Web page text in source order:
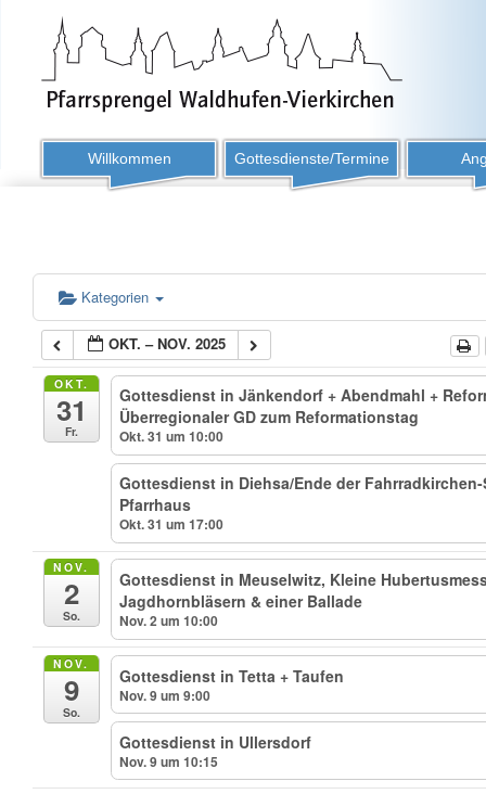
Willkommen Gottesdienste/Termine
Kategorien
OKT. – NOV. 2025
OKT.
31
Fr.
Gottesdienst in Jänkendorf + Abendmahl +
Überregionaler GD zum Reformationstag
Okt. 31 um 10:00
Gottesdienst in Diehsa/Ende der
Pfarrhaus
Okt. 31 um 17:00
NOV.
2
So.
Gottesdienst in Meuselwitz, Kleine
Jagdhornbläsern & einer Ballade
Nov. 2 um 10:00
NOV.
9
So.
Gottesdienst in Tetta + Taufen
Nov. 9 um 9:00
Gottesdienst in Ullersdorf
Nov. 9 um 10:15